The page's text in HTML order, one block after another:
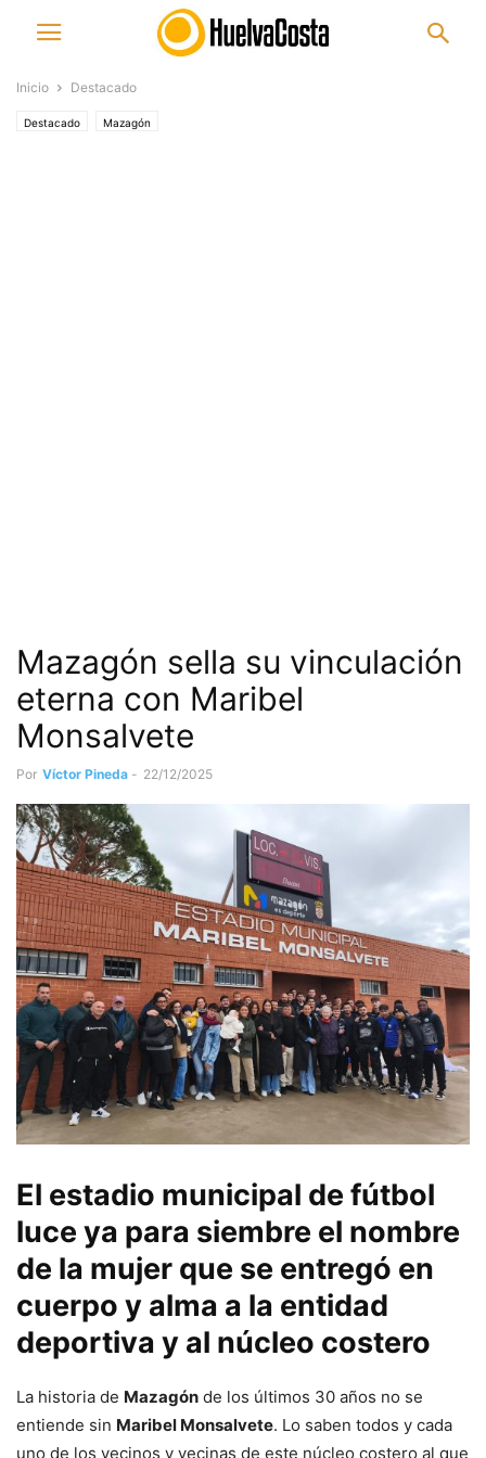
Inicio Destacado
Destacado Mazagón
Mazagón sella su vinculación
eterna con Maribel
Monsalvete
Por Víctor Pineda - 22/12/2025
El estadio municipal de fútbol
luce ya para siembre el nombre
de la mujer que se entregó en
cuerpo y alma a la entidad
deportiva y al núcleo costero
La historia de Mazagón de los últimos 30 años no se
entiende sin Maribel Monsalvete. Lo saben todos y cada
uno de los vecinos y vecinas de este núcleo costero al que